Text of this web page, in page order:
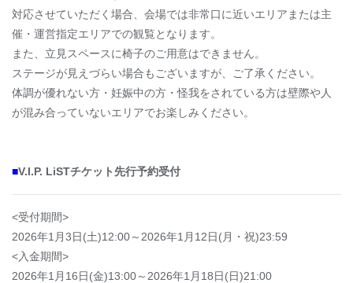
対応させていただく場合、会場では非常口に近いエリアまたは主
催・運営指定エリアでの観覧となります。
また、立見スペースに椅子のご用意はできません。
ステージが見えづらい場合もございますが、ご了承ください。
体調が優れない方・妊娠中の方・怪我をされている方は壁際や人
が混み合っていないエリアでお楽しみください。
■V.I.P. LiSTチケット先行予約受付
<受付期間>
2026年1月3日(土)12:00～2026年1月12日(月・祝)23:59
<入金期間>
2026年1月16日(金)13:00～2026年1月18日(日)21:00